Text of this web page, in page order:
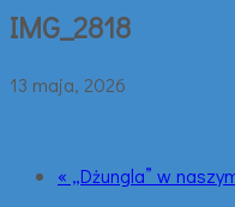
IMG_2818
13 maja, 2026
« „Dżungla” w